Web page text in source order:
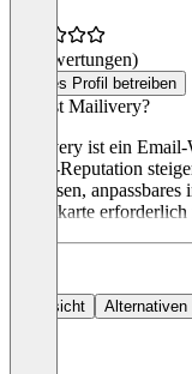
(0 Bewertungen)
Dieses Profil betreiben
Was ist Mailivery?
Mailivery ist ein
Email-Reputation
Analysen,
Kreditkarte erforderlich
Übersicht Alternativen